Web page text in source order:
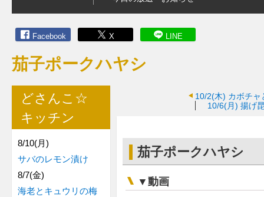
Facebook X LINE
茄子ポークハヤシ
10/2(木) カボチャ
10/6(月) 揚げ
茄子ポークハヤシ
▼動画
どさんこ☆
キッチン
8/10(月)
サバのレモン漬け
8/7(金)
海老とキュウリの梅